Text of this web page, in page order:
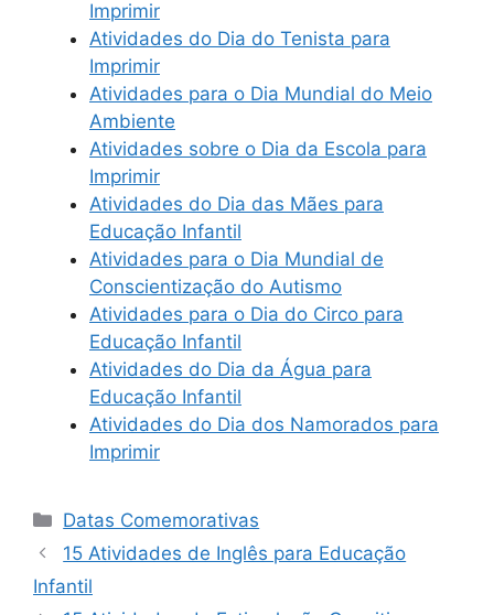
Imprimir
Atividades do Dia do Tenista para
Imprimir
Atividades para o Dia Mundial do Meio
Ambiente
Atividades sobre o Dia da Escola para
Imprimir
Atividades do Dia das Mães para
Educação Infantil
Atividades para o Dia Mundial de
Conscientização do Autismo
Atividades para o Dia do Circo para
Educação Infantil
Atividades do Dia da Água para
Educação Infantil
Atividades do Dia dos Namorados para
Imprimir
Categorias
Datas Comemorativas
15 Atividades de Inglês para Educação
Infantil